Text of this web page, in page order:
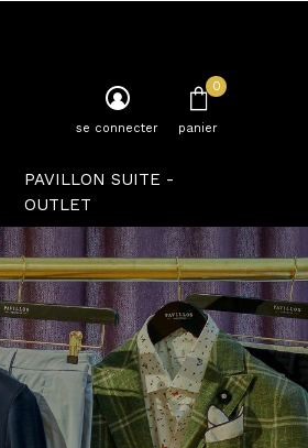
PAVILLON SUITE -
OUTLET
se connecter panier
0